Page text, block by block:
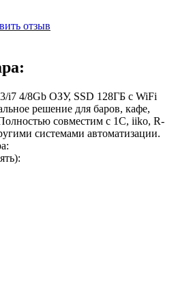
отзыв
i7 4/8Gb ОЗУ, SSD 128ГБ с WiFi
решение для баров, кафе,
совместим с 1С, iiko, R-
системами автоматизации.